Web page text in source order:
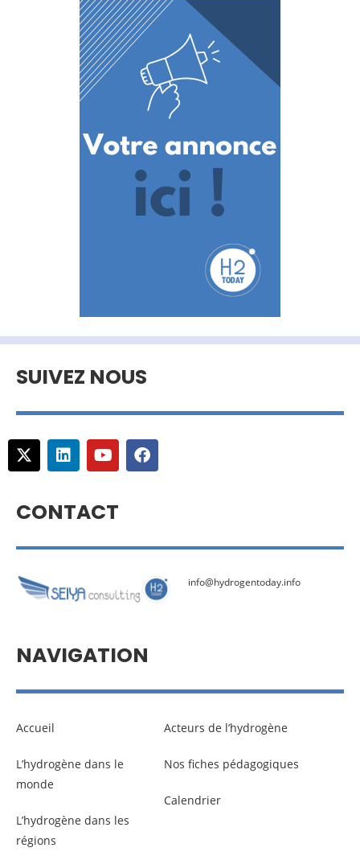
SUIVEZ NOUS
CONTACT
info@hydrogentoday.info
NAVIGATION
Accueil
L’hydrogène dans le
monde
L’hydrogène dans les
régions
Acteurs de l’hydrogène
Nos fiches pédagogiques
Calendrier